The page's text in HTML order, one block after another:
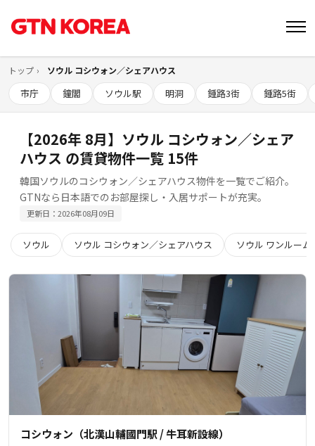
トップ ソウル コシウォン／シェアハウス
市庁 鐘閣 ソウル駅 明洞 鍾路3街 鍾路5街
【2026年 8月】ソウル コシウォン／シェア
ハウス の賃貸物件一覧 15件
韓国ソウルのコシウォン／シェアハウス物件を一覧でご紹介。
GTNなら日本語でのお部屋探し・入居サポートが充実。
更新日：2026年08月09日
ソウル ソウル コシウォン／シェアハウス ソウル ワンルーム
コシウォン（北漢山輔國門駅 / 牛耳新設線）